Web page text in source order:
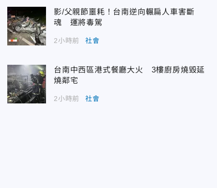
影/父親節噩耗！台南逆向輾扁人車害斷
魂 運將毒駕
2小時前 社會
台南中西區港式餐廳大火 3樓廚房燒毀延
燒鄰宅
2小時前 社會